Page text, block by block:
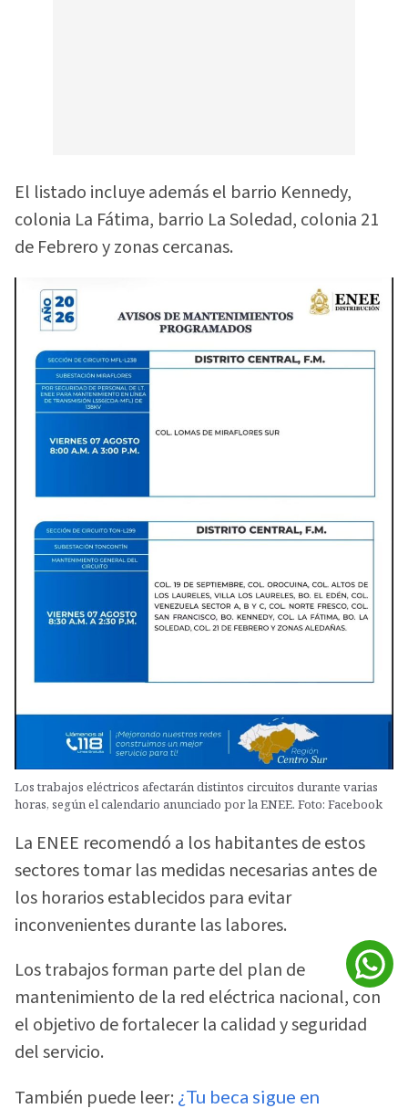
El listado incluye además el barrio Kennedy,
colonia La Fátima, barrio La Soledad, colonia 21
de Febrero y zonas cercanas.
Los trabajos eléctricos afectarán distintos circuitos durante varias
horas, según el calendario anunciado por la ENEE. Foto: Facebook
La ENEE recomendó a los habitantes de estos
sectores tomar las medidas necesarias antes de
los horarios establecidos para evitar
inconvenientes durante las labores.
Los trabajos forman parte del plan de
mantenimiento de la red eléctrica nacional, con
el objetivo de fortalecer la calidad y seguridad
del servicio.
También puede leer: ¿Tu beca sigue en